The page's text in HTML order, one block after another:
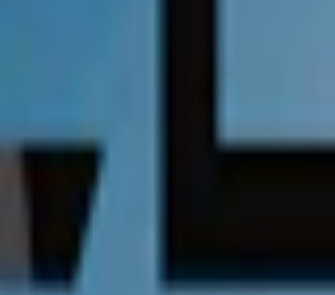
Lyft 2017 och omdöpt till Velo